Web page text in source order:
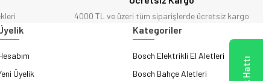
4000 TL ve üzeri tüm siparişlerde ücretsiz kargo
Üyelik
Kategoriler
Bosch Elektrikli El Aletleri
Bosch Bahçe Aletleri